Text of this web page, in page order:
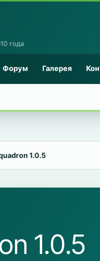
года
Форум Галерея
1.0.5
1.0.5